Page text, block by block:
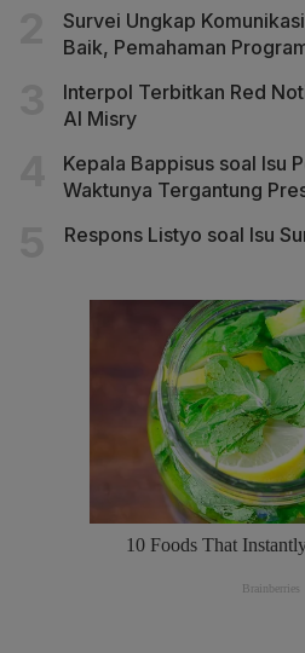
Survei Ungkap
Baik, Pemahaman
Interpol Terbitkan Red
Al Misry
Kepala Bappisus soal Isu
Waktunya Tergantung
Respons Listyo soal Isu